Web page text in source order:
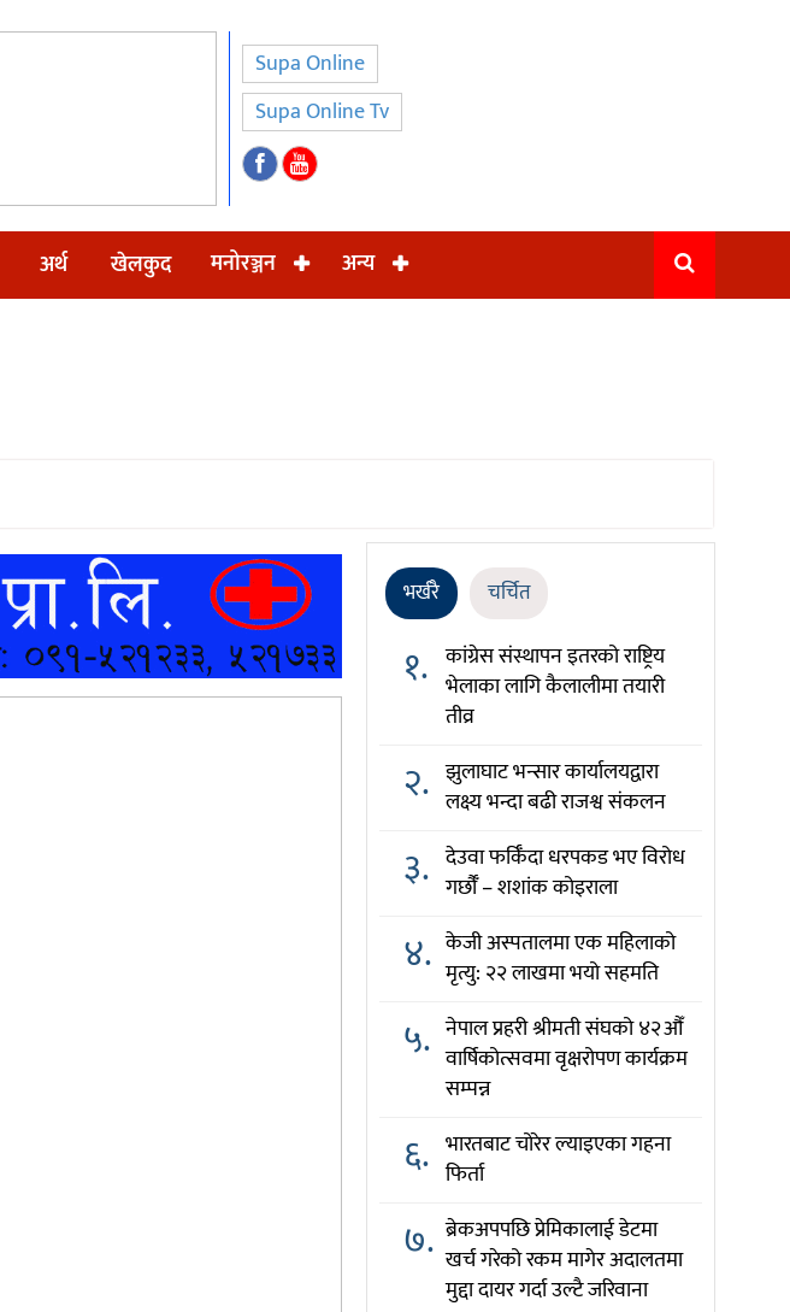
Supa Online
Supa Online Tv
अर्थ खेलकुद मनोरञ्जन अन्य
भर्खरै चर्चित
१. कांग्रेस संस्थापन इतरको राष्ट्रिय
भेलाका लागि कैलालीमा तयारी
तीव्र
२. झुलाघाट भन्सार कार्यालयद्वारा
लक्ष्य भन्दा बढी राजश्व संकलन
३. देउवा फर्किँदा धरपकड भए विरोध
गर्छौँं – शशांक कोइराला
४. केजी अस्पतालमा एक महिलाको
मृत्यु: २२ लाखमा भयो सहमति
५. नेपाल प्रहरी श्रीमती संघको ४२औँ
वार्षिकोत्सवमा वृक्षरोपण कार्यक्रम
सम्पन्न
६. भारतबाट चोरेर ल्याइएका गहना
फिर्ता
७. ब्रेकअपपछि प्रेमिकालाई डेटमा
खर्च गरेको रकम मागेर अदालतमा
मुद्दा दायर गर्दा उल्टै जरिवाना